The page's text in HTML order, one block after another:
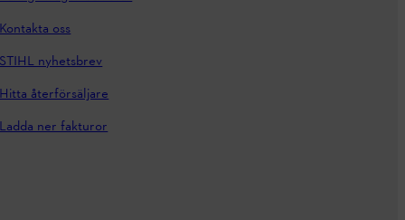
Kontakta oss
STIHL nyhetsbrev
Hitta återförsäljare
Ladda ner fakturor